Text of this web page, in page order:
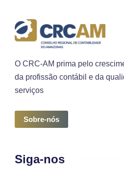
O CRC-AM prima pelo
da profissão contábil e da
serviços
Sobre-nós
Siga-nos